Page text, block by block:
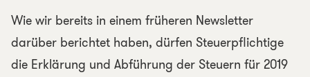
Wie wir bereits in einem früheren Newsletter
darüber berichtet haben, dürfen Steuerpflichtige
die Erklärung und Abführung der Steuern für 2019